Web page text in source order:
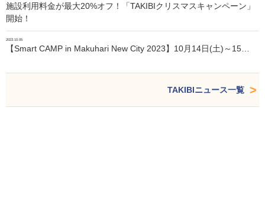
施設利用料金が最大20%オフ！「TAKIBIクリスマスキャンペーン」
開始！
2023.10.05
【Smart CAMP in Makuhari New City 2023】10月14日(土)～15…
TAKIBIニュース一覧